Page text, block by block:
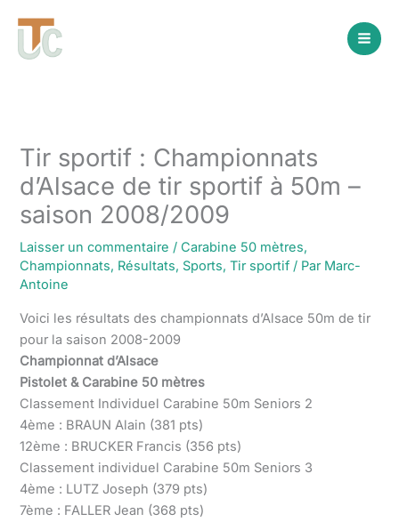
contenu
Tir sportif : Championnats
d’Alsace de tir sportif à 50m –
saison 2008/2009
Laisser un commentaire / Carabine 50 mètres,
Championnats, Résultats, Sports,Tir sportif / Par Marc-
Antoine
Voici les résultats des championnats d’Alsace 50m de tir
pour la saison 2008-2009
Championnat d’Alsace
Pistolet & Carabine 50 mètres
Classement Individuel Carabine 50m Seniors 2
4ème : BRAUN Alain (381 pts)
12ème : BRUCKER Francis (356 pts)
Classement individuel Carabine 50m Seniors 3
4ème : LUTZ Joseph (379 pts)
7ème : FALLER Jean (368 pts)